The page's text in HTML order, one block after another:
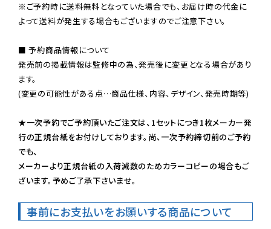
※ご予約時に送料無料となっていた場合でも、お届け時の代金に
よって送料が発生する場合もございますのでご注意下さい。
■ 予約商品情報について
発売前の掲載情報は監修中の為、発売後に変更となる場合があり
ます。
(変更の可能性がある点…商品仕様、内容、デザイン、発売時期等)
★一次予約でご予約頂いたご注文は、1セットにつき1枚メーカー発
行の正規台紙をお付けしております。尚、一次予約締切前のご予約
でも、
メーカーより正規台紙の入荷減数のためカラーコピーの場合もご
ざいます。予めご了承下さいませ。
事前にお支払いをお願いする商品について